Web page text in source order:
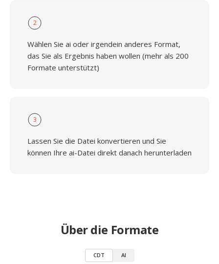
2
Wählen Sie ai oder irgendein anderes Format,
das Sie als Ergebnis haben wollen (mehr als 200
Formate unterstützt)
3
Lassen Sie die Datei konvertieren und Sie
können Ihre ai-Datei direkt danach herunterladen
Über die Formate
CDT AI